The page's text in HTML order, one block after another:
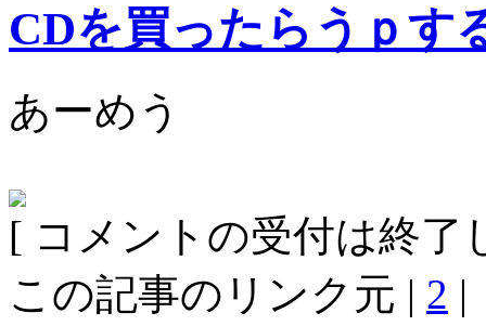
CDを買ったらうｐす
あーめう
[ コメントの受付は終了
この記事のリンク元 | 2 |